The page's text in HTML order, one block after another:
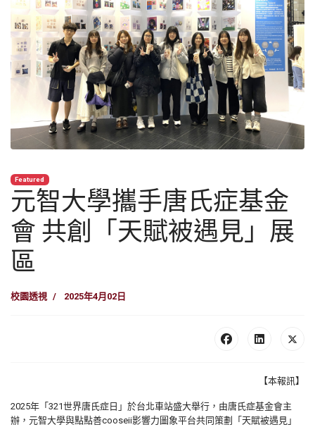
Featured
元智大學攜手唐氏症基金
會 共創「天賦被遇見」展
區
校園透視 2025年4月02日
【本報訊】
2025年「 321世界唐氏症日」於台北車站盛大舉行，由唐氏症基金會主
辦，元智大學與點點善cooseii影響力圖象平台共同策劃「天賦被遇見」